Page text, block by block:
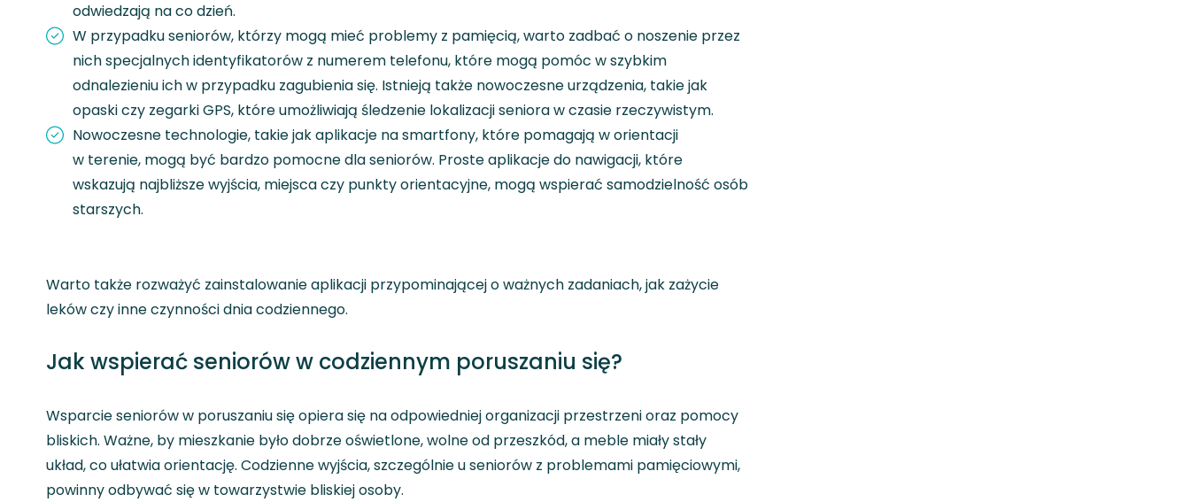
odwiedzają na co dzień.
W przypadku seniorów, którzy mogą mieć problemy z pamięcią, warto zadbać o noszenie przez
nich specjalnych identyfikatorów z numerem telefonu, które mogą pomóc w szybkim
odnalezieniu ich w przypadku zagubienia się. Istnieją także nowoczesne urządzenia, takie jak
opaski czy zegarki GPS, które umożliwiają śledzenie lokalizacji seniora w czasie rzeczywistym.
Nowoczesne technologie, takie jak aplikacje na smartfony, które pomagają w orientacji
w terenie, mogą być bardzo pomocne dla seniorów. Proste aplikacje do nawigacji, które
wskazują najbliższe wyjścia, miejsca czy punkty orientacyjne, mogą wspierać samodzielność osób
starszych.
Warto także rozważyć zainstalowanie aplikacji przypominającej o ważnych zadaniach, jak zażycie
leków czy inne czynności dnia codziennego.
Jak wspierać seniorów w codziennym poruszaniu się?
Wsparcie seniorów w poruszaniu się opiera się na odpowiedniej organizacji przestrzeni oraz pomocy
bliskich. Ważne, by mieszkanie było dobrze oświetlone, wolne od przeszkód, a meble miały stały
układ, co ułatwia orientację. Codzienne wyjścia, szczególnie u seniorów z problemami pamięciowymi,
powinny odbywać się w towarzystwie bliskiej osoby.